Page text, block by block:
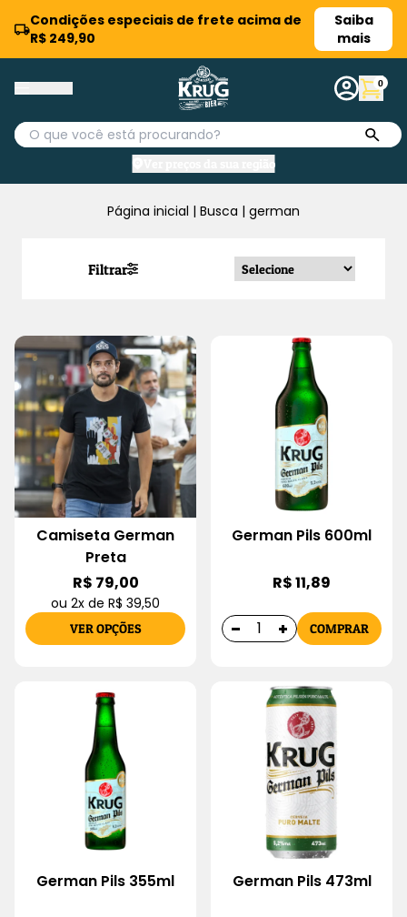
Condições especiais de frete acima de
R$ 249,90
Saiba
mais
Ver preços da sua região
0
Página inicial | Busca | german
Filtrar
Camiseta German
Preta
R$ 79,00
ou 2x de R$ 39,50
VER OPÇÕES
German Pils 600ml
R$ 11,89
COMPRAR
German Pils 355ml German Pils 473ml